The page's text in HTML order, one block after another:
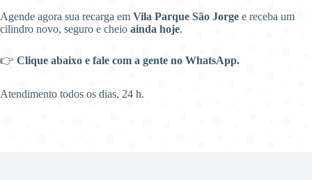
Agende agora sua recarga em Vila Parque São Jorge e receba um
cilindro novo, seguro e cheio ainda hoje.
👉 Clique abaixo e fale com a gente no WhatsApp.
Atendimento todos os dias, 24 h.